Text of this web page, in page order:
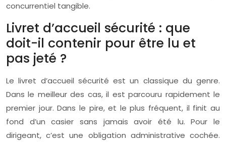
concurrentiel tangible.
Livret d’accueil sécurité : que
doit-il contenir pour être lu et
pas jeté ?
Le livret d’accueil sécurité est un classique du genre.
Dans le meilleur des cas, il est parcouru rapidement le
premier jour. Dans le pire, et le plus fréquent, il finit au
fond d’un casier sans jamais avoir été lu. Pour le
dirigeant, c’est une obligation administrative cochée.